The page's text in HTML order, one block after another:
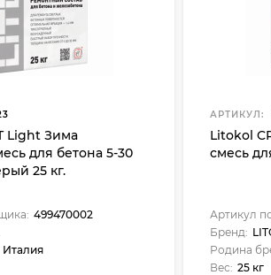
Light Зима
для бетона 5-30
25 кг.
499470002
Италия
АРТИКУЛ:
Litokol
смесь
Артикул
Бренд:
Родина
Вес: 25 кг